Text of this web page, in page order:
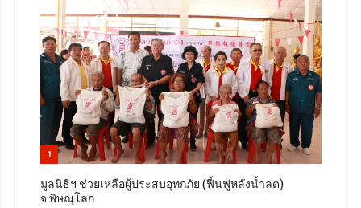
1
มูลนิธิฯ ช่วยเหลือผู้ประสบอุทกภัย (ฟื้นฟูหลังน้ำลด)
จ.พิษณุโลก